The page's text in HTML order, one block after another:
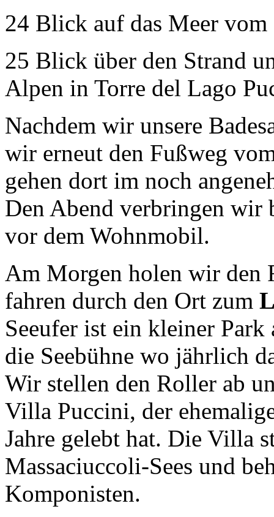
24 Blick auf das Meer
25 Blick über den Strand
Alpen in Torre del Lago
Nachdem wir unsere
wir erneut den Fußweg
gehen dort im noch
Den Abend verbringen wir
vor dem Wohnmobil.
Am Morgen holen wir den
fahren durch den Ort zum
Seeufer ist ein kleiner
die Seebühne wo jährlich
Wir stellen den Roller ab
Villa Puccini, der
Jahre gelebt hat. Die Villa
Massaciuccoli-Sees und
Komponisten.